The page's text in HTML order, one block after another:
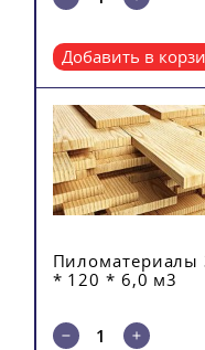
Добавить в
Пиломатериалы
* 120 * 6,0 м3